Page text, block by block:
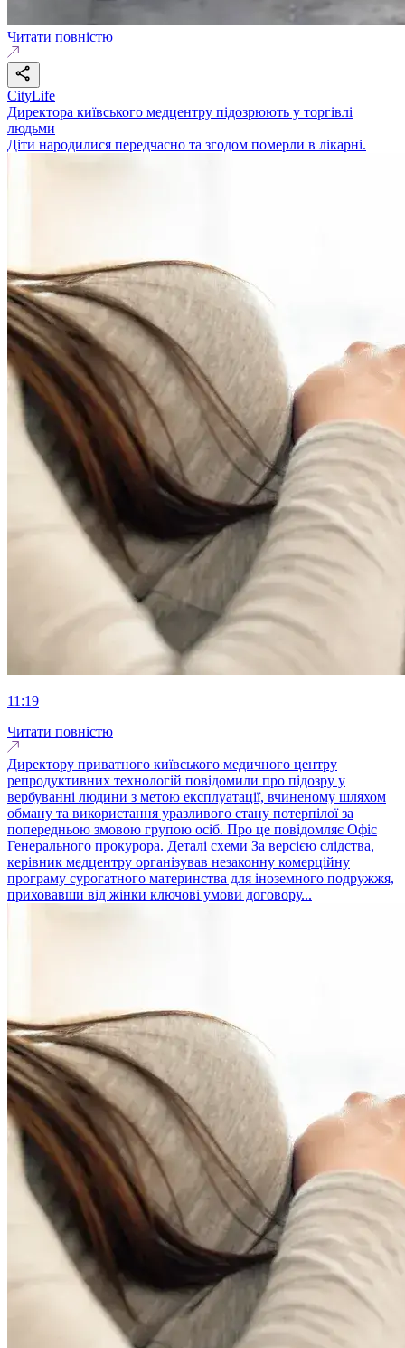
Читати повністю
CityLife
Директора київського медцентру підозрюють у торгівлі
людьми
Діти народилися передчасно та згодом померли в лікарні.
11:19
Читати повністю
Директору приватного київського медичного центру
репродуктивних технологій повідомили про підозру у
вербуванні людини з метою експлуатації, вчиненому шляхом
обману та використання уразливого стану потерпілої за
попередньою змовою групою осіб. Про це повідомляє Офіс
Генерального прокурора. Деталі схеми За версією слідства,
керівник медцентру організував незаконну комерційну
програму сурогатного материнства для іноземного подружжя,
приховавши від жінки ключові умови договору...